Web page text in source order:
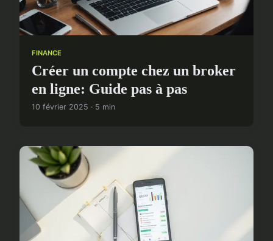
FINANCE
Créer un compte chez un broker
en ligne: Guide pas à pas
10 février 2025 · 5 min